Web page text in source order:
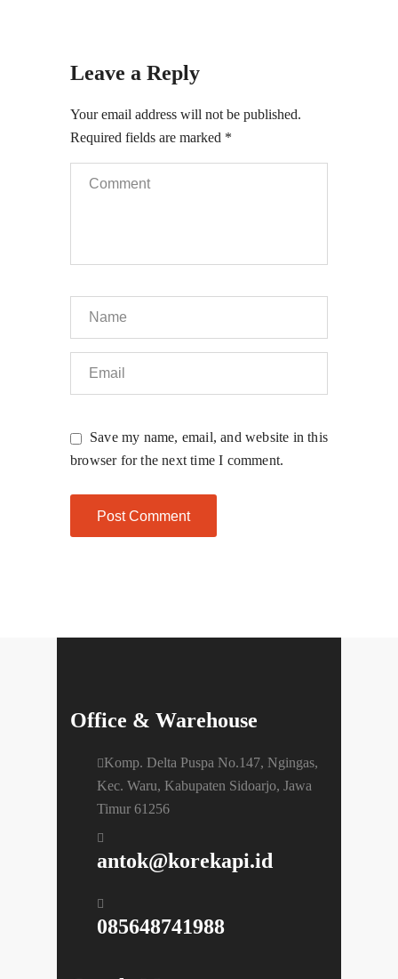
Leave a Reply
Your email address will not be published.
Required fields are marked *
Save my name, email, and website in this
browser for the next time I comment.
Office & Warehouse
Komp. Delta Puspa No.147, Ngingas,
Kec. Waru, Kabupaten Sidoarjo, Jawa
Timur 61256
antok@korekapi.id
085648741988